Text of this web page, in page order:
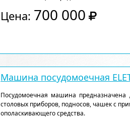
Цена: 700 000
Машина посудомоечная
Посудомоечная машина предназначена
столовых приборов, подносов, чашек с
ополаскивающего средства.